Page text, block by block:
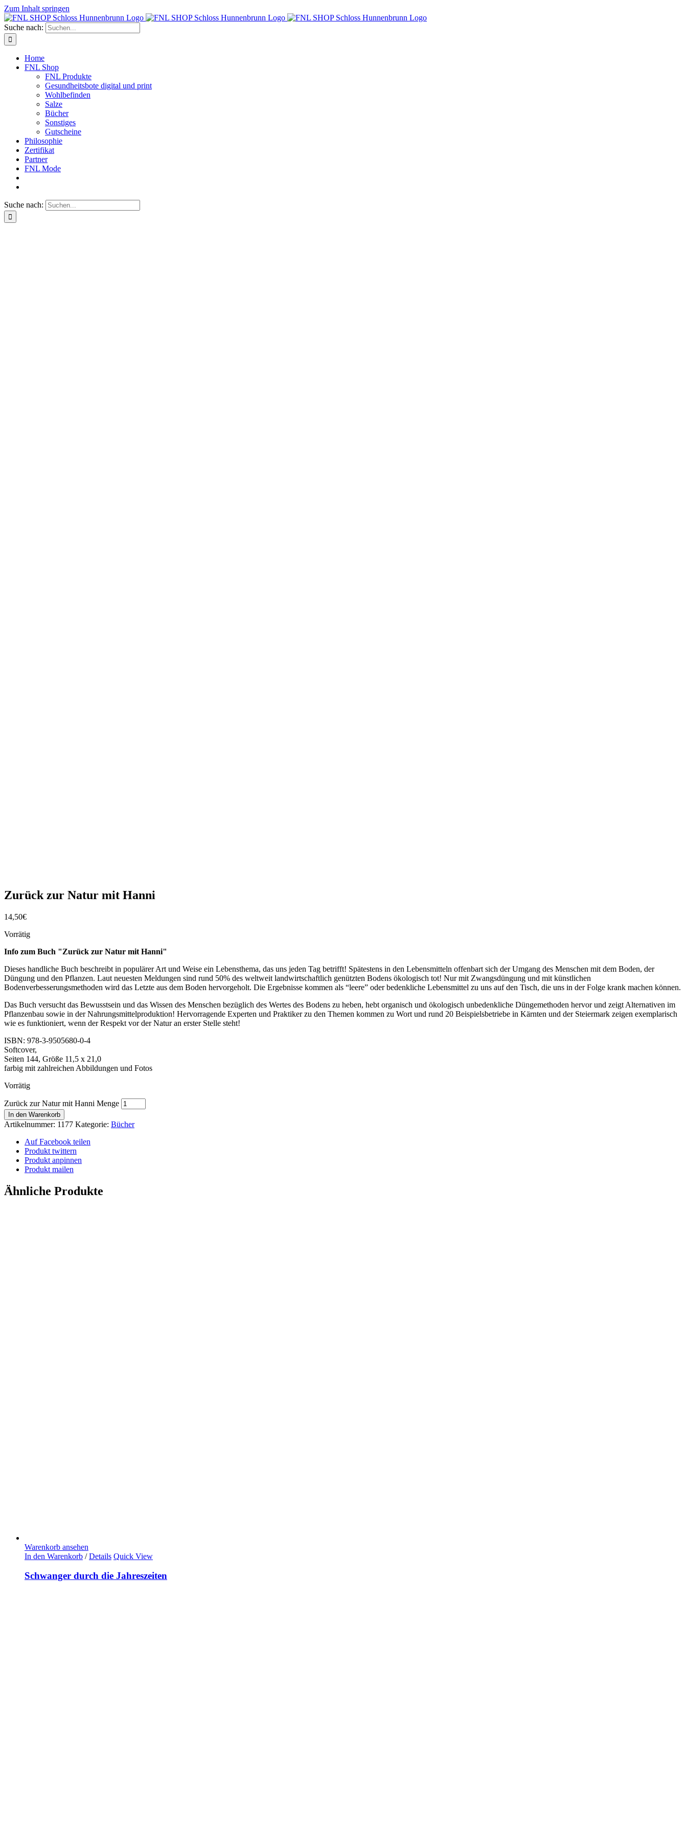
Zum Inhalt springen
Suche nach:
Home
FNL Shop
FNL Produkte
Gesundheitsbote digital und print
Wohlbefinden
Salze
Bücher
Sonstiges
Gutscheine
Philosophie
Zertifikat
Partner
FNL Mode
Suche nach:
Zurück zur Natur mit Hanni
14,50€
Vorrätig
Info zum Buch "Zurück zur Natur mit Hanni"
Dieses handliche Buch beschreibt in populärer Art und Weise ein Lebensthema, das uns jeden Tag betrifft! Spätestens in den Lebensmitteln offenbart sich der Umgang des Menschen mit dem Boden, der
Düngung und den Pflanzen. Laut neuesten Meldungen sind rund 50% des weltweit landwirtschaftlich genützten Bodens ökologisch tot! Nur mit Zwangsdüngung und mit künstlichen
Bodenverbesserungsmethoden wird das Letzte aus dem Boden hervorgeholt. Die Ergebnisse kommen als “leere” oder bedenkliche Lebensmittel zu uns auf den Tisch, die uns in der Folge krank machen können.
Das Buch versucht das Bewusstsein und das Wissen des Menschen bezüglich des Wertes des Bodens zu heben, hebt organisch und ökologisch unbedenkliche Düngemethoden hervor und zeigt Alternativen im
Pflanzenbau sowie in der Nahrungsmittelproduktion! Hervorragende Experten und Praktiker zu den Themen kommen zu Wort und rund 20 Beispielsbetriebe in Kärnten und der Steiermark zeigen exemplarisch
wie es funktioniert, wenn der Respekt vor der Natur an erster Stelle steht!
ISBN: 978-3-9505680-0-4
Softcover,
Seiten 144, Größe 11,5 x 21,0
farbig mit zahlreichen Abbildungen und Fotos
Vorrätig
Zurück zur Natur mit Hanni Menge
In den Warenkorb
Artikelnummer: 1177 Kategorie: Bücher
Auf Facebook teilen
Produkt twittern
Produkt anpinnen
Produkt mailen
Ähnliche Produkte
Warenkorb ansehen
In den Warenkorb / Details Quick View
Schwanger durch die Jahreszeiten